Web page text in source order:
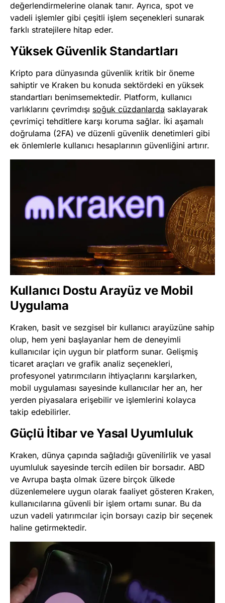
değerlendirmelerine olanak tanır. Ayrıca, spot ve
vadeli işlemler gibi çeşitli işlem seçenekleri sunarak
farklı stratejilere hitap eder.
Yüksek Güvenlik Standartları
Kripto para dünyasında güvenlik kritik bir öneme
sahiptir ve Kraken bu konuda sektördeki en yüksek
standartları benimsemektedir. Platform, kullanıcı
varlıklarını çevrimdışı soğuk cüzdanlarda saklayarak
çevrimiçi tehditlere karşı koruma sağlar. İki aşamalı
doğrulama (2FA) ve düzenli güvenlik denetimleri gibi
ek önlemlerle kullanıcı hesaplarının güvenliğini artırır.
Kullanıcı Dostu Arayüz ve Mobil
Uygulama
Kraken, basit ve sezgisel bir kullanıcı arayüzüne sahip
olup, hem yeni başlayanlar hem de deneyimli
kullanıcılar için uygun bir platform sunar. Gelişmiş
ticaret araçları ve grafik analiz seçenekleri,
profesyonel yatırımcıların ihtiyaçlarını karşılarken,
mobil uygulaması sayesinde kullanıcılar her an, her
yerden piyasalara erişebilir ve işlemlerini kolayca
takip edebilirler.
Güçlü İtibar ve Yasal Uyumluluk
Kraken, dünya çapında sağladığı güvenilirlik ve yasal
uyumluluk sayesinde tercih edilen bir borsadır. ABD
ve Avrupa başta olmak üzere birçok ülkede
düzenlemelere uygun olarak faaliyet gösteren Kraken,
kullanıcılarına güvenli bir işlem ortamı sunar. Bu da
uzun vadeli yatırımcılar için borsayı cazip bir seçenek
haline getirmektedir.